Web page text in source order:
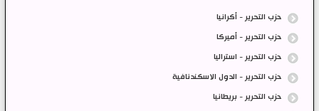
حزب التحرير - أكرانيا
حزب التحرير - أميركا
حزب التحرير - استراليا
حزب التحرير - الدول الاسكندنافية
حزب التحرير - بريطانيا